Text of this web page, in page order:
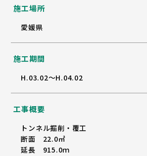
施工場所
愛媛県
施工期間
H.03.02～H.04.02
工事概要
トンネル掘削・覆工
断面 22.0㎡
延長 915.0ｍ